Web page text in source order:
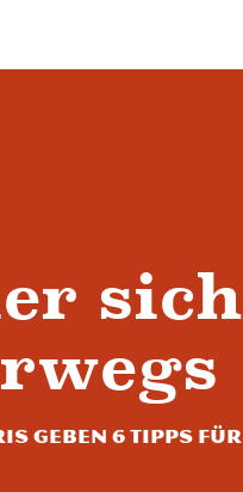
geben 6 Tipps